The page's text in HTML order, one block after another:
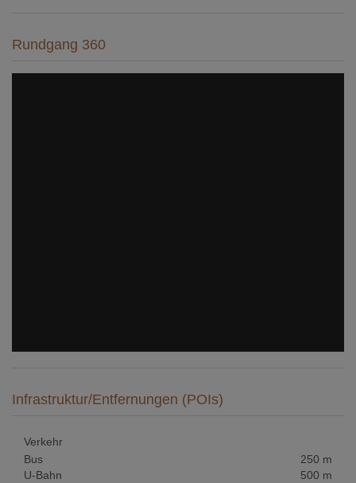
Rundgang 360
Infrastruktur/Entfernungen (POIs)
Verkehr
Bus
250 m
U-Bahn
500 m